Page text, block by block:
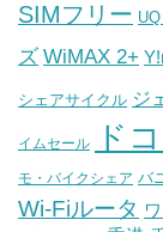
SIMフリー
ズ WiMAX 2+
シェアサイクル ジ
イムセール ド
モ・バイクシェア バ
Wi-Fiルータ